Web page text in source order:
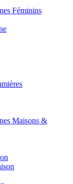
Féminins
Maisons &